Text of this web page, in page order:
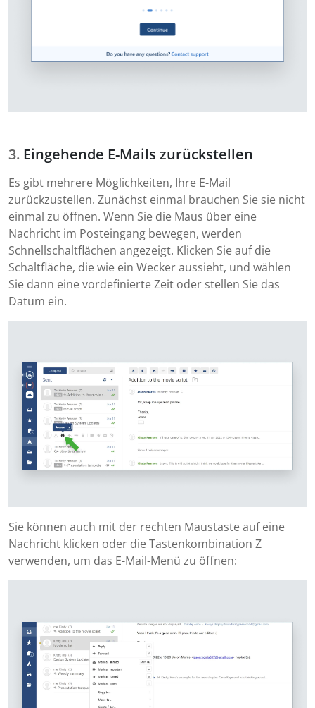
Eingehende E-Mails zurückstellen
Es gibt mehrere Möglichkeiten, Ihre E-Mail
zurückzustellen. Zunächst einmal brauchen Sie sie nicht
einmal zu öffnen. Wenn Sie die Maus über eine
Nachricht im Posteingang bewegen, werden
Schnellschaltflächen angezeigt. Klicken Sie auf die
Schaltfläche, die wie ein Wecker aussieht, und wählen
Sie dann eine vordefinierte Zeit oder stellen Sie das
Datum ein.
Sie können auch mit der rechten Maustaste auf eine
Nachricht klicken oder die Tastenkombination Z
verwenden, um das E-Mail-Menü zu öffnen: